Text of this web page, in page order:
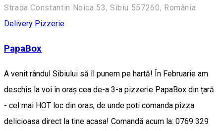
Strada Constantin Noica 53, Sibiu 557260, România
Delivery Pizzerie
PapaBox
A venit rândul Sibiului să îl punem pe hartă! În Februarie am
deschis la voi în oraș cea de-a 3-a pizzerie PapaBox din țară
- cel mai HOT loc din oras, de unde poti comanda pizza
delicioasa direct la tine acasa! Comandă acum la: 0769 329